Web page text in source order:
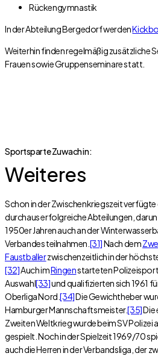
Rückengymnastik
In der Abteilung Bergedorf werden
Weiterhin finden regelmäßig zusätzliche
Frauen sowie Gruppenseminare statt.
Sportsparte Zuwach in:
Weiteres
Schon in der Zwischenkriegszeit verfügte
durchaus erfolgreiche Abteilungen,
1950er Jahren auch an der
Verbandes teilnahmen. [31]Nach dem
Faustballerzwischenzeitlich in der
[32]Auch imRingenstarteten
Auswahl[33]und qualifizierten sich 1961
Oberliga Nord.[34]Die Gewichtheber
Hamburger Mannschaftsmeister.[35]Die
Zweiten Weltkrieg wurde beim SV Polizei
gespielt. Noch in der Spielzeit 1969/70
auch die Herren in der Verbandsliga, der